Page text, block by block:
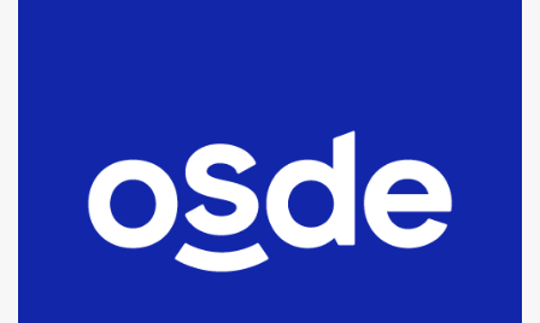
fueron detenidos por
comercialización de drogas en la
tarde del sábado
T.Lauquen: se vendió el edificio de
lo que fue la planta Industrial del